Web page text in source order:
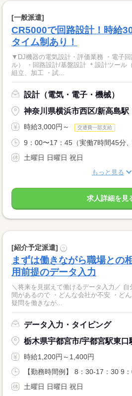
[一般派遣]
CR5000で回路設計！時給
タイム制あり！
▼DJ機器の電気設計・評価業務 ・電子
ル） ・回路設計/基盤設計 ＊設計ツール
組立、加工 ・試...
設計（電気・電子・機械）
神奈川県横浜市西区/新高島駅
時給3,000円～ 交通費一部支給
9：00〜17：45（実働7時間45分
土曜日 日曜日 祝日
もっと見る
求人詳細を見
[紹介予定派遣] ?
まずは働きながら職場との
用前提のデータ入力
＼将来を見据えて働けるデータ入力／ 自分が馴染めるか見極める期
間があるので ・どんな会社か不安 ・ど
疑問を働きなが...
データ入力・タイピング
栃木県宇都宮市/宇都宮駅東口
時給1,200円～1,400円
【勤務時間例】 8：30-17：30 9
土曜日 日曜日 祝日